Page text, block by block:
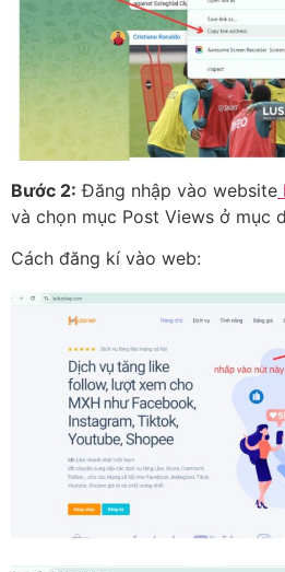
Bước 2: Đăng nhập vào website
và chọn mục Post Views ở mục
Cách đăng kí vào web: